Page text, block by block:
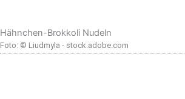
Hähnchen-Brokkoli Nudeln
Foto: © Liudmyla - stock.adobe.com